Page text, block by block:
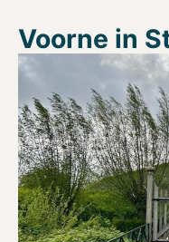
Voorne in